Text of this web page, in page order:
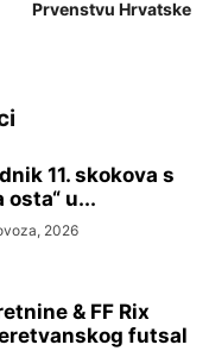
Prvenstvu Hrvatske
11. skokova s
osta“ u...
2026
& FF Rix
futsal